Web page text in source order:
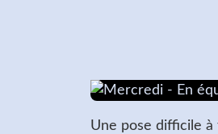
Une pose difficile